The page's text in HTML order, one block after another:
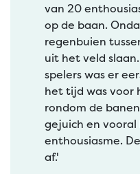
van 20
op de baan.
regenbuien
uit het veld
spelers was er
het tijd was voor
rondom de
gejuich en vooral
enthousiasme.
af.'